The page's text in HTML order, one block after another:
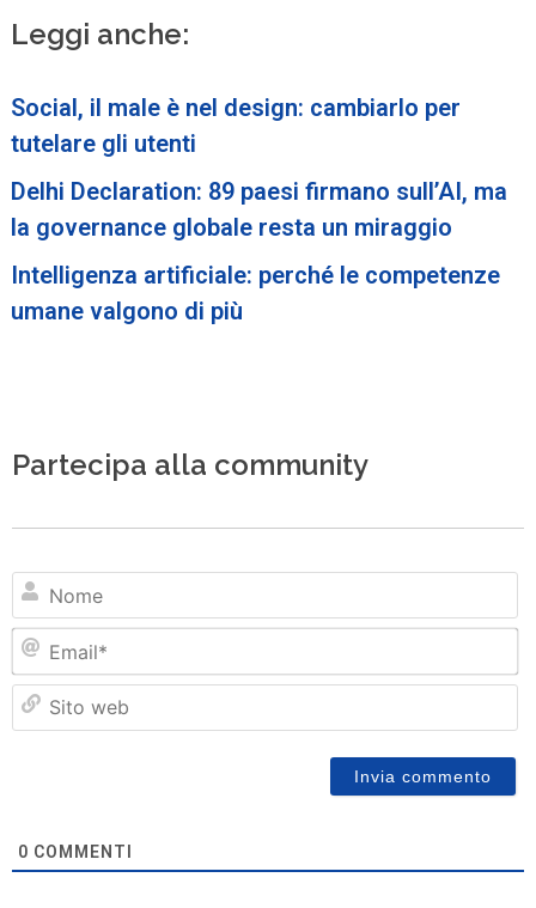
Leggi anche:
Social, il male è nel design: cambiarlo per
tutelare gli utenti
Delhi Declaration: 89 paesi firmano sull’AI, ma
la governance globale resta un miraggio
Intelligenza artificiale: perché le competenze
umane valgono di più
Partecipa alla community
0 COMMENTI